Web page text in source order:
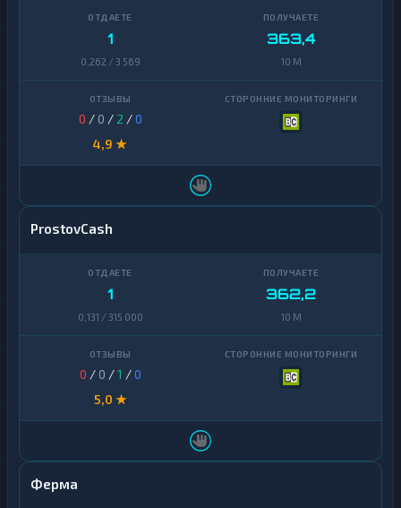
1
0,262 / 3 569
363,4
10 M
0 / 0 / 2 /0
4,9 ★
ProstovCash
1
0,131 / 315 000
362,2
10 M
0 / 0 /1 /0
5,0 ★
Ферма